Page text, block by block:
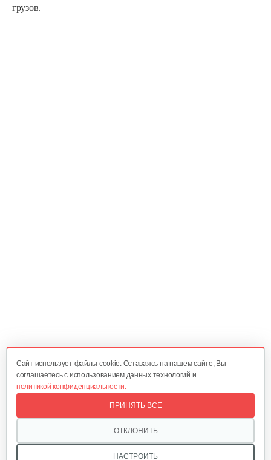
грузов.
Cайт использует файлы cookie. Оставаясь на нашем сайте, Вы
соглашаетесь с использованием данных технологий и
политикой конфиденциальности.
НАСТРОИТЬ
ОТКЛОНИТЬ
ПРИНЯТЬ ВСЕ